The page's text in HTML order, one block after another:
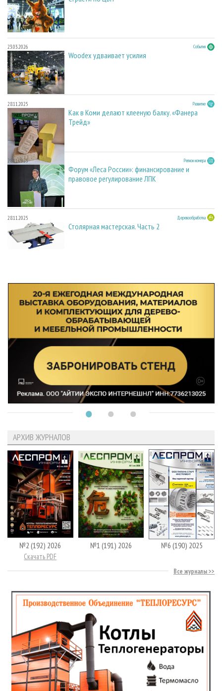
23.03.2026 События
Woodex удваивает усилия
28.11.2025 Развитие
Как в Коми делают клееную балку. «Фанера
Трейд»
28.11.2025 Регион номера
Форум «Леса России»: финансирование и
правовое регулирование ЛПК
28.11.2025 Деревообработка
Столярная мастерская. Часть 2
АРХИВ ЖУРНАЛОВ
№2 (192) 2026
Скачать PDF
№1 (191) 2026 №6 (190) 2025
Все журналы